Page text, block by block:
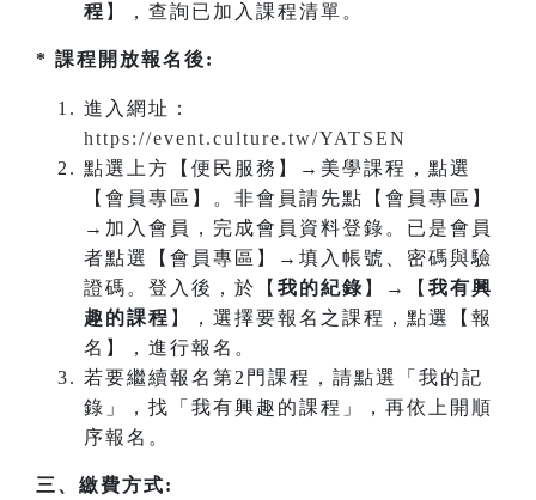
程 】，查詢已加入課程清單。
* 課程開放報名後:
進入網址：
https://event.culture.tw/YATSEN
點選上方【便民服務】→美學課程，點選
【會員專區】。非會員請先點【會員專區】
→加入會員，完成會員資料登錄。已是會員
者點選【會員專區】→填入帳號、密碼與驗
證碼。登入後，於【 我的紀錄 】→【 我有興
趣的課程 】，選擇要報名之課程，點選【報
名】，進行報名。
若要繼續報名第2門課程，請點選「我的記
錄」，找「我有興趣的課程」，再依上開順
序報名。
三、繳費方式: